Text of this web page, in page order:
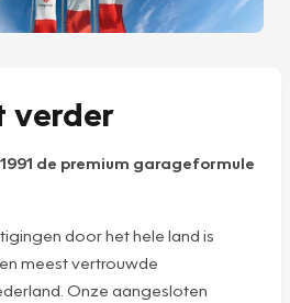
verder
de premium garageformule
door het hele land is
meest vertrouwde
Onze aangesloten